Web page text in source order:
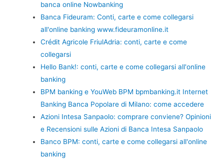
banca online Nowbanking
Banca Fideuram: Conti, carte e come collegarsi
all'online banking www.fideuramonline.it
Crédit Agricole FriulAdria: conti, carte e come
collegarsi
Hello Bank!: conti, carte e come collegarsi all'online
banking
BPM banking e YouWeb BPM bpmbanking.it Internet
Banking Banca Popolare di Milano: come accedere
Azioni Intesa Sanpaolo: comprare conviene? Opinioni
e Recensioni sulle Azioni di Banca Intesa Sanpaolo
Banco BPM: conti, carte e come collegarsi all'online
banking